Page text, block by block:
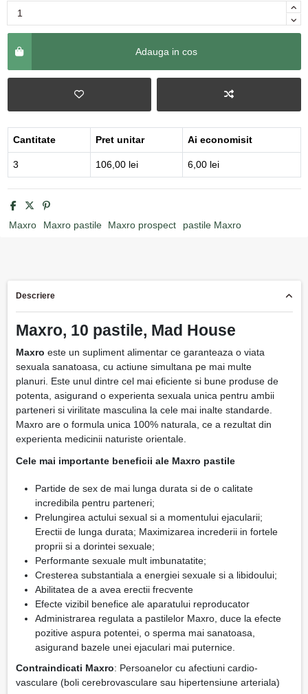
Adauga in cos
Cantitate Pret unitar Ai economisit
3 106,00 lei 6,00 lei
Maxro Maxro pastile Maxro prospect pastile Maxro
Descriere
Maxro, 10 pastile, Mad House
Maxro este un supliment alimentar ce garanteaza o viata
sexuala sanatoasa, cu actiune simultana pe mai multe
planuri. Este unul dintre cel mai eficiente si bune produse de
potenta, asigurand o experienta sexuala unica pentru ambii
parteneri si virilitate masculina la cele mai inalte standarde.
Maxro are o formula unica 100% naturala, ce a rezultat din
experienta medicinii naturiste orientale.
Cele mai importante beneficii ale Maxro pastile
Partide de sex de mai lunga durata si de o calitate
incredibila pentru parteneri;
Prelungirea actului sexual si a momentului ejacularii;
Erectii de lunga durata; Maximizarea increderii in fortele
proprii si a dorintei sexuale;
Performante sexuale mult imbunatatite;
Cresterea substantiala a energiei sexuale si a libidoului;
Abilitatea de a avea erectii frecvente
Efecte vizibil benefice ale aparatului reproducator
Administrarea regulata a pastilelor Maxro, duce la efecte
pozitive aspura potentei, o sperma mai sanatoasa,
asigurand bazele unei ejaculari mai puternice.
Contraindicati Maxro: Persoanelor cu afectiuni cardio-
vasculare (boli cerebrovasculare sau hipertensiune arteriala)